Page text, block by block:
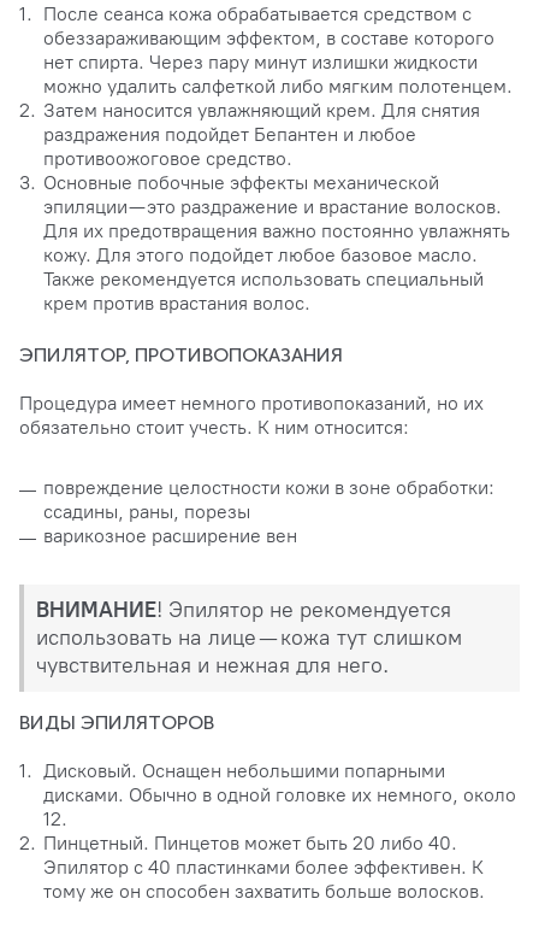
После сеанса кожа обрабатывается средством с
обеззараживающим эффектом, в составе которого
нет спирта. Через пару минут излишки жидкости
можно удалить салфеткой либо мягким полотенцем.
Затем наносится увлажняющий крем. Для снятия
раздражения подойдет Бепантен и любое
противоожоговое средство.
Основные побочные эффекты механической
эпиляции — это раздражение и врастание волосков.
Для их предотвращения важно постоянно увлажнять
кожу. Для этого подойдет любое базовое масло.
Также рекомендуется использовать специальный
крем против врастания волос.
ЭПИЛЯТОР, ПРОТИВОПОКАЗАНИЯ
Процедура имеет немного противопоказаний, но их
обязательно стоит учесть. К ним относится:
повреждение целостности кожи в зоне обработки:
ссадины, раны, порезы
варикозное расширение вен
ВНИМАНИЕ! Эпилятор не рекомендуется
использовать на лице — кожа тут слишком
чувствительная и нежная для него.
ВИДЫ ЭПИЛЯТОРОВ
Дисковый. Оснащен небольшими попарными
дисками. Обычно в одной головке их немного, около
12.
Пинцетный. Пинцетов может быть 20 либо 40.
Эпилятор с 40 пластинками более эффективен. К
тому же он способен захватить больше волосков.